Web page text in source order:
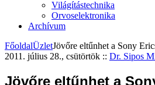
Világítástechnika
Orvoselektronika
Archívum
FőoldalÜzletJövőre eltűnhet a Sony
2011. július 28., csütörtök :: Dr. Sipos
Jövőre eltűnhet a